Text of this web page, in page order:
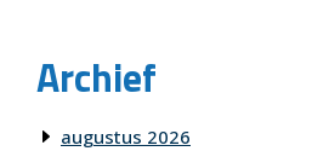
Archief
augustus 2026